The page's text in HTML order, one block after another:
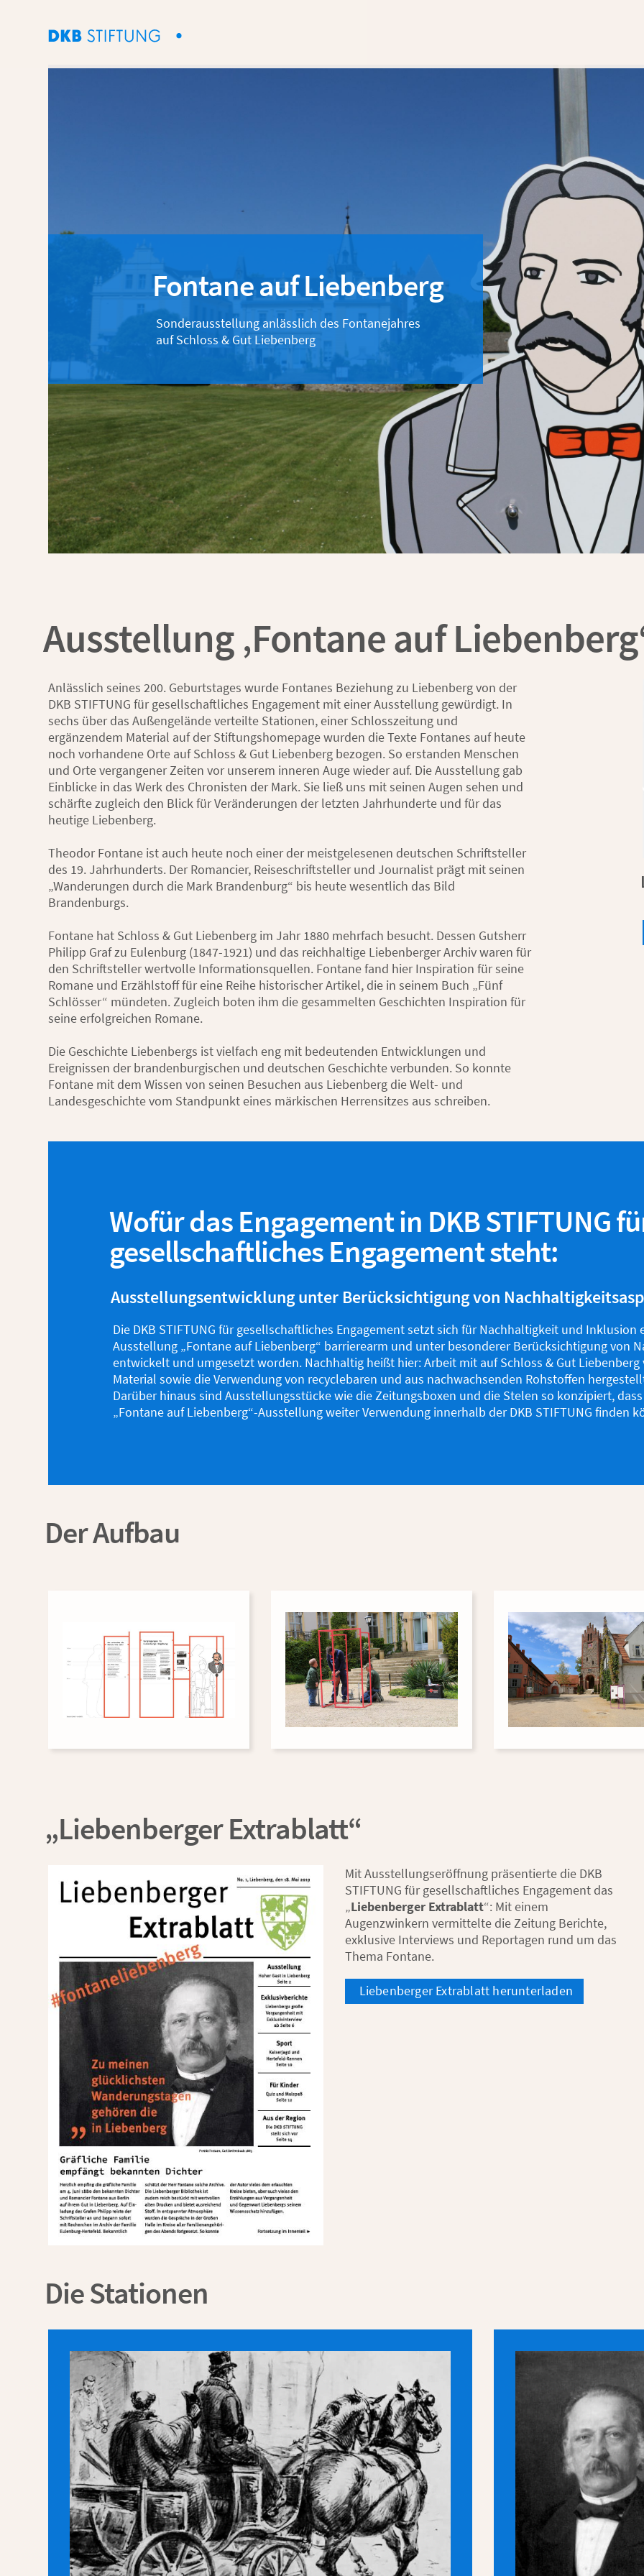
Fontane auf Liebenberg
Sonderausstellung anlässlich des Fontanejahres
auf Schloss & Gut Liebenberg
Ausstellung ‚Fontane auf
Anlässlich seines 200. Geburtstages wurde Fontanes Beziehung zu Liebenberg von der
DKB STIFTUNG für gesellschaftliches Engagement mit einer Ausstellung gewürdigt. In
sechs über das Außengelände verteilte Stationen, einer Schlosszeitung und
ergänzendem Material auf der Stiftungshomepage wurden die Texte Fontanes auf heute
noch vorhandene Orte auf Schloss & Gut Liebenberg bezogen. So erstanden Menschen
und Orte vergangener Zeiten vor unserem inneren Auge wieder auf. Die Ausstellung gab
Einblicke in das Werk des Chronisten der Mark. Sie ließ uns mit seinen Augen sehen und
schärfte zugleich den Blick für Veränderungen der letzten Jahrhunderte und für das
heutige Liebenberg.
Theodor Fontane ist auch heute noch einer der meistgelesenen deutschen Schriftsteller
des 19. Jahrhunderts. Der Romancier, Reiseschriftsteller und Journalist prägt mit seinen
„Wanderungen durch die Mark Brandenburg“ bis heute wesentlich das Bild
Brandenburgs.
Fontane hat Schloss & Gut Liebenberg im Jahr 1880 mehrfach besucht. Dessen Gutsherr
Philipp Graf zu Eulenburg (1847-1921) und das reichhaltige Liebenberger Archiv waren für
den Schriftsteller wertvolle Informationsquellen. Fontane fand hier Inspiration für seine
Romane und Erzählstoff für eine Reihe historischer Artikel, die in seinem Buch „Fünf
Schlösser“ mündeten. Zugleich boten ihm die gesammelten Geschichten Inspiration für
seine erfolgreichen Romane.
Die Geschichte Liebenbergs ist vielfach eng mit bedeutenden Entwicklungen und
Ereignissen der brandenburgischen und deutschen Geschichte verbunden. So konnte
Fontane mit dem Wissen von seinen Besuchen aus Liebenberg die Welt- und
Landesgeschichte vom Standpunkt eines märkischen Herrensitzes aus schreiben.
Wofür das Engagement in DKB STIFTUNG
gesellschaftliches Engagement steht:
Ausstellungsentwicklung unter Berücksichtigung von
Die DKB STIFTUNG für gesellschaftliches Engagement setzt sich für Nachhaltigkeit und Inklusion
Ausstellung „Fontane auf Liebenberg“ barrierearm und unter besonderer Berücksichtigung von
entwickelt und umgesetzt worden. Nachhaltig heißt hier: Arbeit mit auf Schloss & Gut
Material sowie die Verwendung von recyclebaren und aus nachwachsenden Rohstoffen
Darüber hinaus sind Ausstellungsstücke wie die Zeitungsboxen und die Stelen so konzipiert,
„Fontane auf Liebenberg“-Ausstellung weiter Verwendung innerhalb der DKB STIFTUNG finden
Der Aufbau
„Liebenberger Extrablatt“
Mit Ausstellungseröffnung präsentierte die DKB
STIFTUNG für gesellschaftliches Engagement das
„Liebenberger Extrablatt“: Mit einem
Augenzwinkern vermittelte die Zeitung Berichte,
exklusive Interviews und Reportagen rund um das
Thema Fontane.
Liebenberger Extrablatt herunterladen
Die Stationen